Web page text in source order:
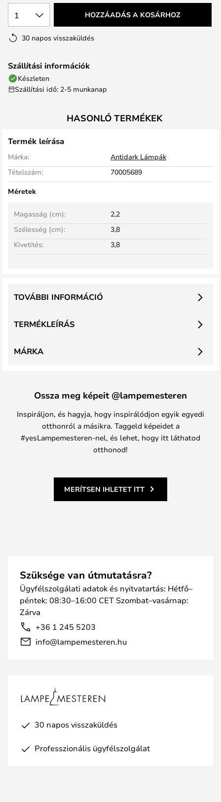
1 HOZZÁADÁS A KOSÁRHOZ
30 napos visszaküldés
Szállítási információk
Készleten
Szállítási idő: 2-5 munkanap
HASONLÓ TERMÉKEK
Termék leírása
Márka:
Antidark Lámpák
Tételszám:
70005689
Méretek
Szélesség (cm): 3,8
Magasság (cm): 2,2
Kivetítés: 3,8
TERMÉKLEÍRÁS
TOVÁBBI INFORMÁCIÓ
MÁRKA
Ossza meg képeit @lampemesteren
Inspiráljon, és hagyja, hogy inspirálódjon egyik egyedi
otthonról a másikra. Taggeld képeidet a
#yesLampemesteren-nel, és lehet, hogy itt láthatod
otthonod!
MERÍTSEN IHLETET ITT
Szüksége van útmutatásra?
Ügyfélszolgálati adatok és nyitvatartás: Hétfő–
péntek: 08:30–16:00 CET Szombat–vasárnap:
Zárva
+36 1 245 5203
info@lampemesteren.hu
30 napos visszaküldés
Professzionális ügyfélszolgálat